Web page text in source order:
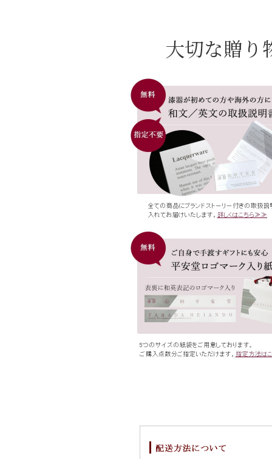
大切な贈